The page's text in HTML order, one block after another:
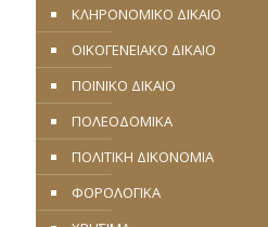
ΚΛΗΡΟΝΟΜΙΚΟ ΔΙΚΑΙΟ
ΟΙΚΟΓΕΝΕΙΑΚΟ ΔΙΚΑΙΟ
ΠΟΙΝΙΚΟ ΔΙΚΑΙΟ
ΠΟΛΕΟΔΟΜΙΚΑ
ΠΟΛΙΤΙΚΗ ΔΙΚΟΝΟΜΙΑ
ΦΟΡΟΛΟΓΙΚΑ